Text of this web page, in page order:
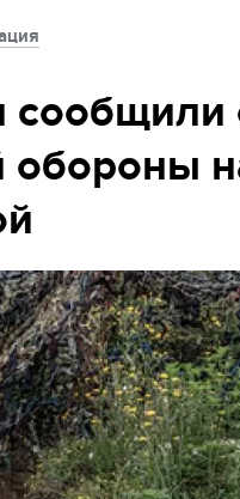
сообщили
обороны